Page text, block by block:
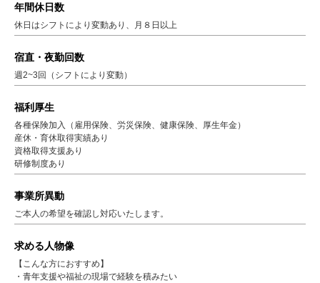
年間休日数
休日はシフトにより変動あり、月８日以上
宿直・夜勤回数
週2~3回（シフトにより変動）
福利厚生
各種保険加入（雇用保険、労災保険、健康保険、厚生年金）
産休・育休取得実績あり
資格取得支援あり
研修制度あり
事業所異動
ご本人の希望を確認し対応いたします。
求める人物像
【こんな方におすすめ】
・青年支援や福祉の現場で経験を積みたい